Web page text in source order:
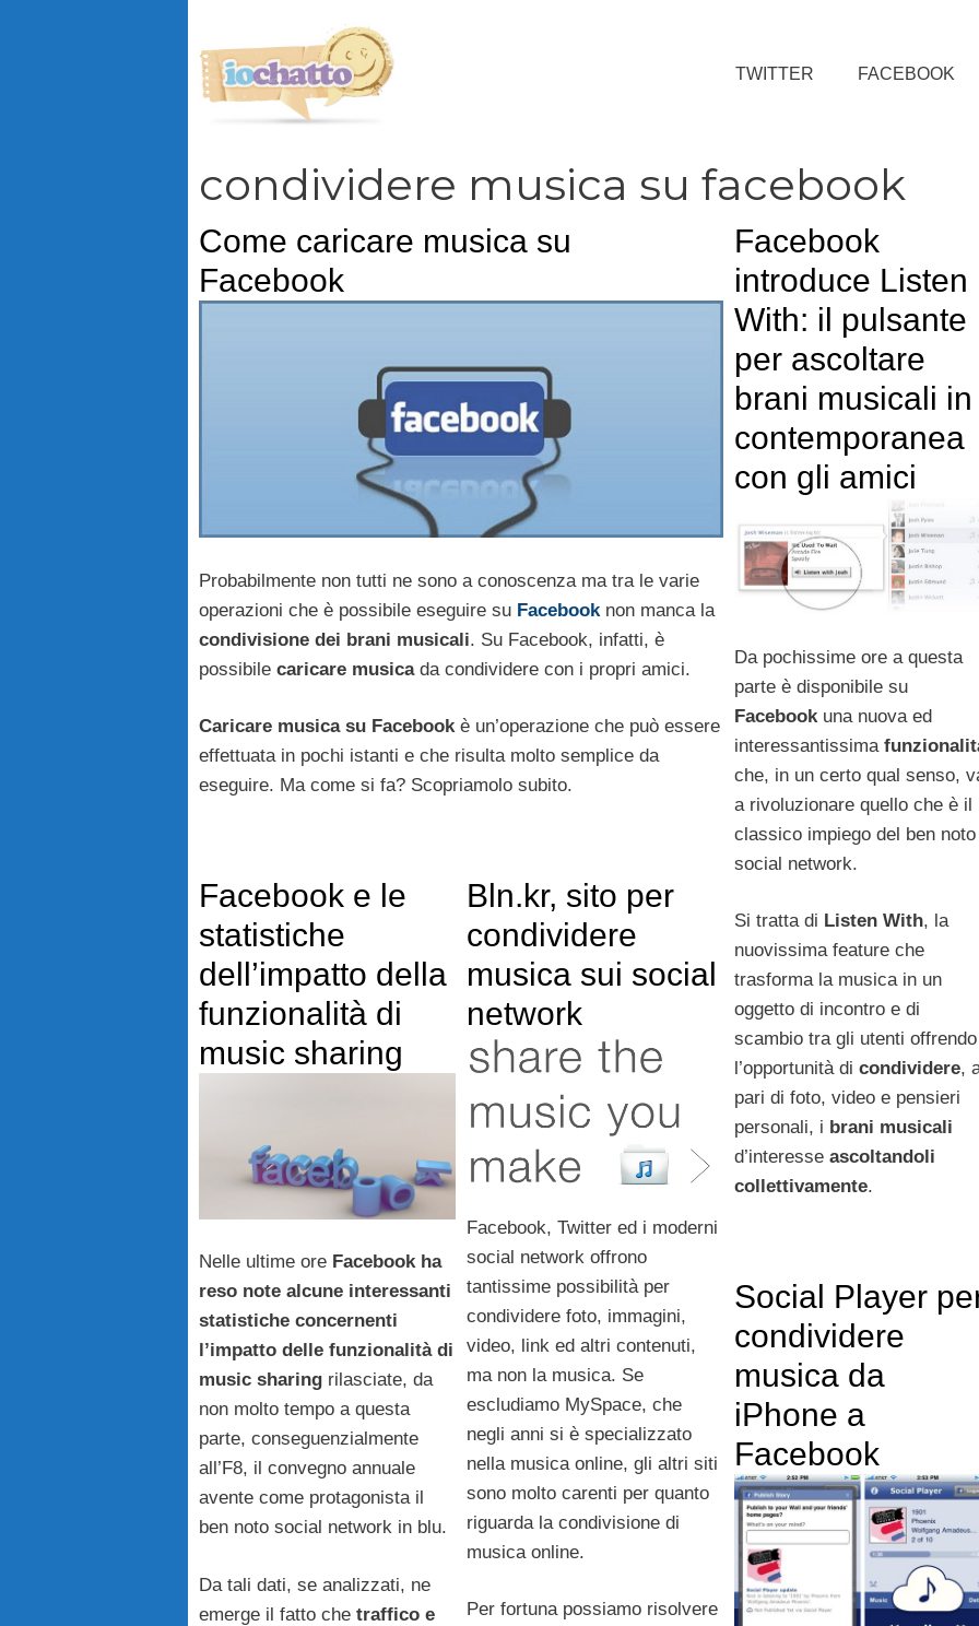
TWITTER FACEBOOK
condividere musica su facebook
Come caricare musica su
Facebook
Probabilmente non tutti ne sono a conoscenza ma tra le varie
operazioni che è possibile eseguire su Facebook non manca la
condivisione dei brani musicali. Su Facebook, infatti, è
possibile caricare musicada condividere con i propri amici.
Caricare musica su Facebookè un’operazione che può essere
effettuata in pochi istanti e che risulta molto semplice da
eseguire. Ma come si fa? Scopriamolo subito.
Facebook
introduce Listen
With: il pulsante
per ascoltare
brani musicali in
contemporanea
con gli amici
Da pochissime ore a questa
parte è disponibile su
Facebookuna nuova ed
interessantissima
che, in un certo qual senso,
a rivoluzionare quello che è il
classico impiego del ben noto
social network.
Si tratta di Listen With, la
nuovissima feature che
trasforma la musica in un
oggetto di incontro e di
scambio tra gli utenti offrendo
l’opportunità di condividere,
pari di foto, video e pensieri
personali, i brani musicali
d’interesse ascoltandoli
collettivamente.
Facebook e le
statistiche
dell’impatto della
funzionalità di
music sharing
Nelle ultime ore Facebook ha
reso note alcune interessanti
statistiche concernenti
l’impatto delle funzionalità di
music sharing rilasciate, da
non molto tempo a questa
parte, conseguenzialmente
all’F8, il convegno annuale
avente come protagonista il
ben noto social network in blu.
Da tali dati, se analizzati, ne
emerge il fatto che traffico e
Bln.kr, sito per
condividere
musica sui social
network
Facebook, Twitter ed i moderni
social network offrono
tantissime possibilità per
condividere foto, immagini,
video, link ed altri contenuti,
ma non la musica. Se
escludiamo MySpace, che
negli anni si è specializzato
nella musica online, gli altri siti
sono molto carenti per quanto
riguarda la condivisione di
musica online.
Per fortuna possiamo risolvere
Social Player
condividere
musica da
iPhone a
Facebook